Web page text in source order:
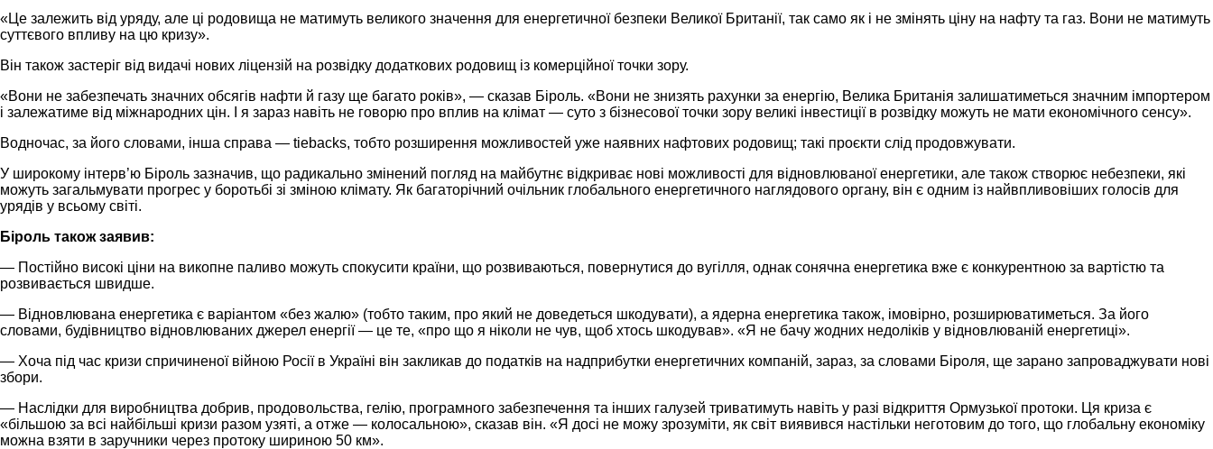
«Це залежить від уряду, але ці родовища не матимуть великого значення для енергетичної безпеки Великої Британії, так само як і не змінять ціну на нафту та газ. Вони не матимуть
суттєвого впливу на цю кризу».
Він також застеріг від видачі нових ліцензій на розвідку додаткових родовищ із комерційної точки зору.
«Вони не забезпечать значних обсягів нафти й газу ще багато років», — сказав Біроль. «Вони не знизять рахунки за енергію, Велика Британія залишатиметься значним імпортером
і залежатиме від міжнародних цін. І я зараз навіть не говорю про вплив на клімат — суто з бізнесової точки зору великі інвестиції в розвідку можуть не мати економічного сенсу».
Водночас, за його словами, інша справа — tiebacks, тобто розширення можливостей уже наявних нафтових родовищ; такі проєкти слід продовжувати.
У широкому інтерв’ю Біроль зазначив, що радикально змінений погляд на майбутнє відкриває нові можливості для відновлюваної енергетики, але також створює небезпеки, які
можуть загальмувати прогрес у боротьбі зі зміною клімату. Як багаторічний очільник глобального енергетичного наглядового органу, він є одним із найвпливовіших голосів для
урядів у всьому світі.
Біроль також заявив:
— Постійно високі ціни на викопне паливо можуть спокусити країни, що розвиваються, повернутися до вугілля, однак сонячна енергетика вже є конкурентною за вартістю та
розвивається швидше.
— Відновлювана енергетика є варіантом «без жалю» (тобто таким, про який не доведеться шкодувати), а ядерна енергетика також, імовірно, розширюватиметься. За його
словами, будівництво відновлюваних джерел енергії — це те, «про що я ніколи не чув, щоб хтось шкодував». «Я не бачу жодних недоліків у відновлюваній енергетиці».
— Хоча під час кризи спричиненої війною Росії в Україні він закликав до податків на надприбутки енергетичних компаній, зараз, за словами Біроля, ще зарано запроваджувати нові
збори.
— Наслідки для виробництва добрив, продовольства, гелію, програмного забезпечення та інших галузей триватимуть навіть у разі відкриття Ормузької протоки. Ця криза є
«більшою за всі найбільші кризи разом узяті, а отже — колосальною», сказав він. «Я досі не можу зрозуміти, як світ виявився настільки неготовим до того, що глобальну економіку
можна взяти в заручники через протоку шириною 50 км».